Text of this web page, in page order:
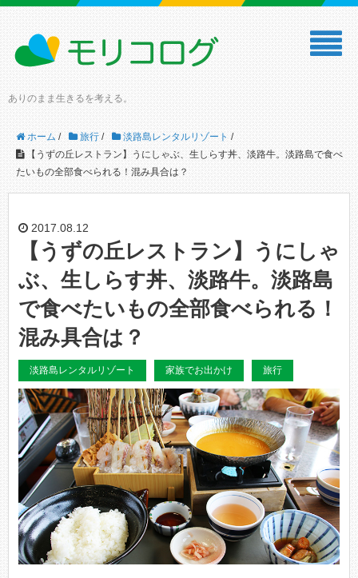
ありのまま生きるを考える。
ホーム / 旅行 / 淡路島レンタルリゾート /
【うずの丘レストラン】うにしゃぶ、生しらす丼、淡路牛。淡路島で食べ
たいもの全部食べられる！混み具合は？
2017.08.12
【うずの丘レストラン】うにしゃ
ぶ、生しらす丼、淡路牛。淡路島
で食べたいもの全部食べられる！
混み具合は？
淡路島レンタルリゾート 家族でお出かけ 旅行